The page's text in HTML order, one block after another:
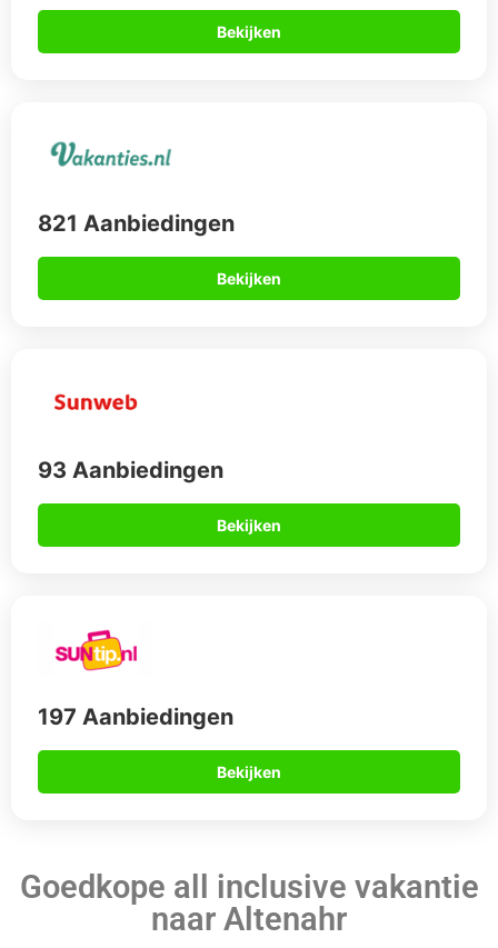
Bekijken
821 Aanbiedingen
Bekijken
93 Aanbiedingen
Bekijken
197 Aanbiedingen
Bekijken
Goedkope all inclusive vakantie
naar Altenahr